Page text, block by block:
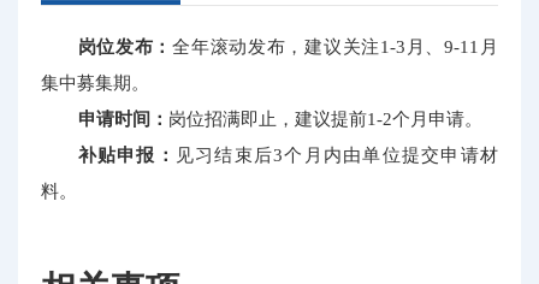
岗位发布：全年滚动发布，建议关注1-3月、9-11月
集中募集期。
申请时间： 岗位招满即止，建议提前1-2个月申请。
补贴申报： 见习结束后3个月内由单位提交申请材
料。